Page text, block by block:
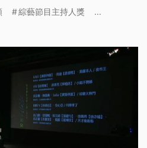
看點，帶您了解電視界年度
綜藝節目主持人獎 ...